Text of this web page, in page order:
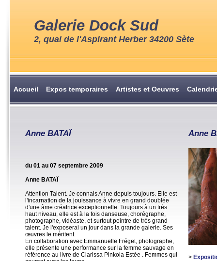
Galerie Dock Sud
2, quai de l'Aspirant Herber 34200 Sète
Accueil Expos temporaires Artistes et Oeuvres
Anne BATAÏ
du 01 au 07 septembre 2009
Anne BATAÏ
Attention Talent. Je connais Anne depuis toujours. Elle est
l'incarnation de la jouissance à vivre en grand doublée
d'une âme créatrice exceptionnelle. Toujours à un très
haut niveau, elle est à la fois danseuse, chorégraphe,
photographe, vidéaste, et surtout peintre de très grand
talent. Je l'exposerai un jour dans la grande galerie. Ses
œuvres le méritent.
En collaboration avec Emmanuelle Fréget, photographe,
elle présente une performance sur la femme sauvage en
référence au livre de Clarissa Pinkola Estée . Femmes qui
Anne
>